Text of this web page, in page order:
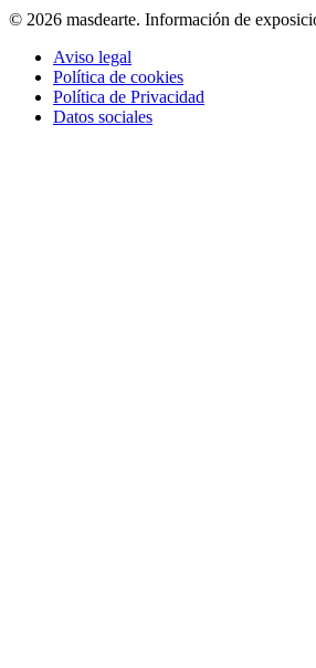
© 2026 masdearte. Información de
Aviso legal
Política de cookies
Política de Privacidad
Datos sociales